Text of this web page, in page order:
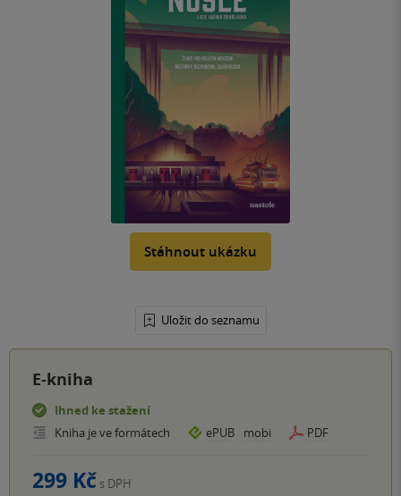
Stáhnout ukázku
Uložit do seznamu
E-kniha
Ihned ke stažení
Kniha je ve formátech
ePUB mobi PDF
299 Kč s DPH